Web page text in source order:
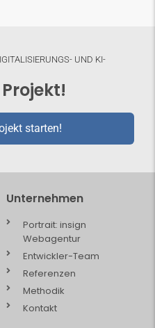
UND KI-
starten!
Unternehmen
Portrait: insign
Webagentur
Entwickler-Team
Referenzen
Methodik
Kontakt